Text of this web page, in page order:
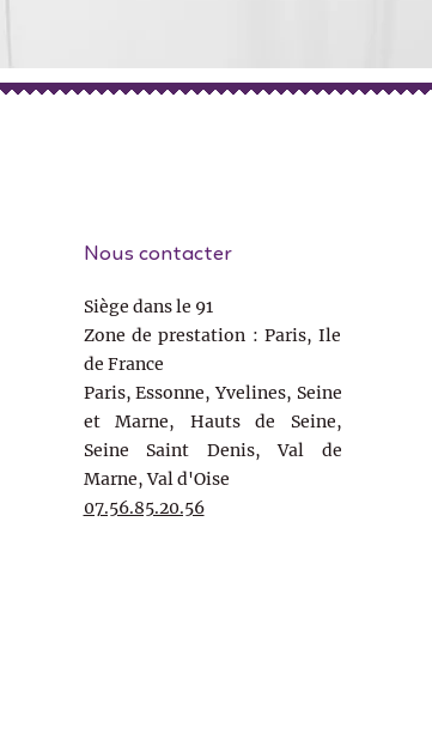
Nous contacter
Siège dans le 91
Zone de prestation : Paris, Ile
de France
Paris, Essonne, Yvelines, Seine
et Marne, Hauts de Seine,
Seine Saint Denis, Val de
Marne, Val d'Oise
07.56.85.20.56